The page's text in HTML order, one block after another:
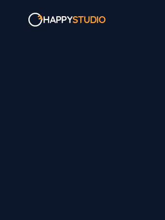
HAPPYSTUDIO